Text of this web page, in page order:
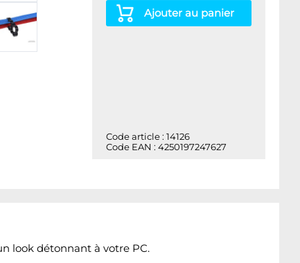
Ajouter au panier
Code article : 14126
Code EAN : 4250197247627
look détonnant à votre PC.